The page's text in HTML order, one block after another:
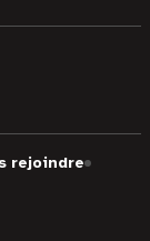
rejoindre